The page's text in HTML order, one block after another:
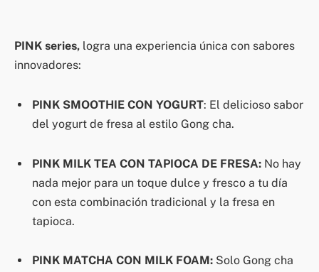
PINK series, logra una experiencia única con sabores
innovadores:
PINK SMOOTHIE CON YOGURT: El delicioso sabor
del yogurt de fresa al estilo Gong cha.
PINK MILK TEA CON TAPIOCA DE FRESA: No hay
nada mejor para un toque dulce y fresco a tu día
con esta combinación tradicional y la fresa en
tapioca.
PINK MATCHA CON MILK FOAM: Solo Gong cha